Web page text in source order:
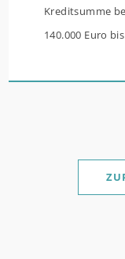
Kreditsumme
140.000 Euro
verbilligt:
35 Jahren
Sanierung in